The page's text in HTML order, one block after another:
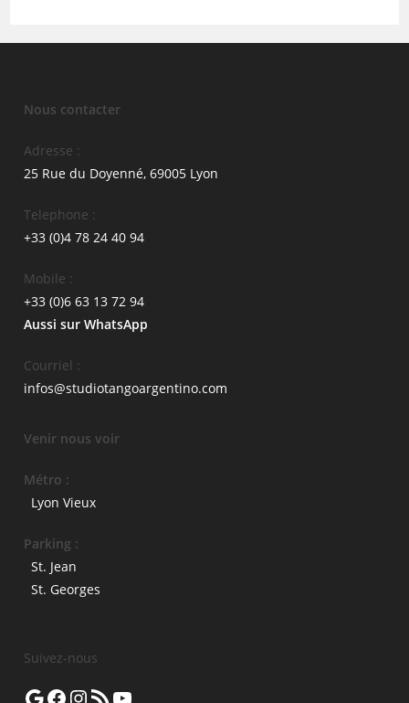
Nous contacter
Adresse :
25 Rue du Doyenné, 69005 Lyon
Telephone :
+33 (0)4 78 24 40 94
Mobile :
+33 (0)6 63 13 72 94
Aussi sur WhatsApp
Courriel :
infos@studiotangoargentino.com
Venir nous voir
Métro :
Lyon Vieux
Parking :
St. Jean
St. Georges
Suivez-nous
GoogleFacebook
Instagram
Flux RSS YouTube